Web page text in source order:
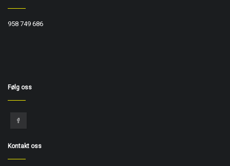
958 749 686
Følg oss
Kontakt oss